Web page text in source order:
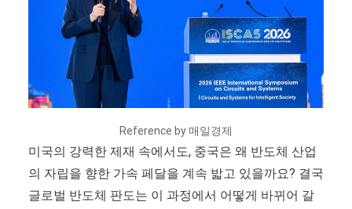
Reference by 매일경제
미국의 강력한 제재 속에서도, 중국은 왜 반도체 산업
의 자립을 향한 가속 페달을 계속 밟고 있을까요? 결국
글로벌 반도체 판도는 이 과정에서 어떻게 바뀌어 갈